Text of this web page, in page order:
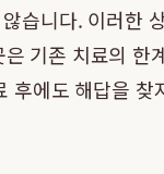
습니다. 이러한
은 기존 치료의 한
에도 해답을